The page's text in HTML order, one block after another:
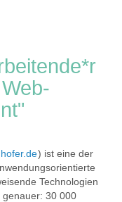
) ist eine der
Technologien
30 000